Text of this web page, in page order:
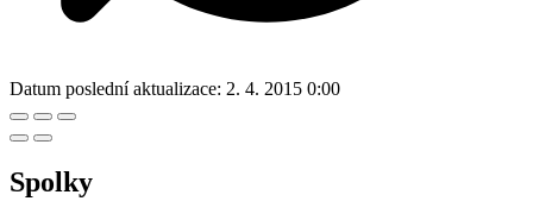
Datum poslední aktualizace: 2. 4. 2015 0:00
Spolky